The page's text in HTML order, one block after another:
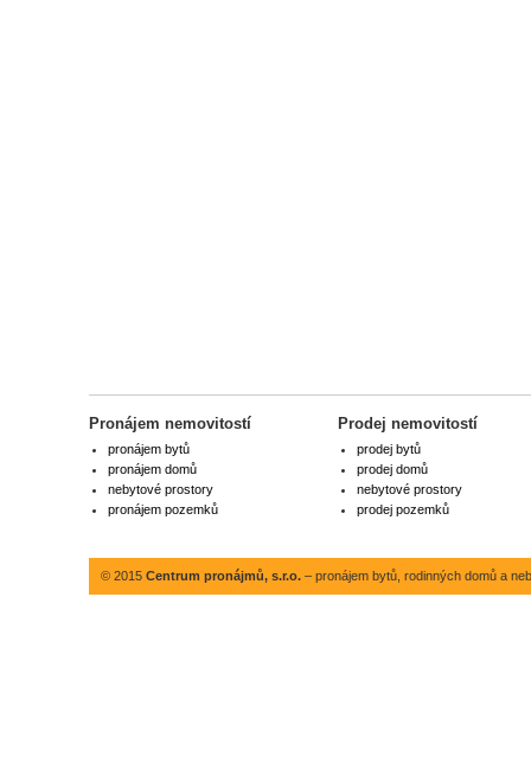
Pronájem nemovitostí
pronájem bytů
pronájem domů
nebytové prostory
pronájem pozemků
Prodej nemovitostí
prodej bytů
prodej domů
nebytové prostory
prodej pozemků
© 2015 Centrum pronájmů, s.r.o.– pronájem bytů, rodinných domů a